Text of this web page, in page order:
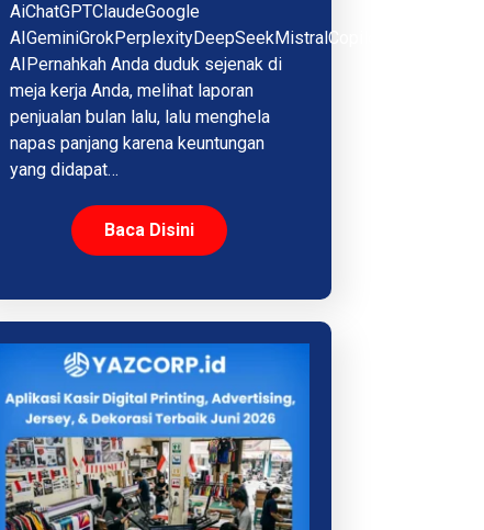
AiChatGPTClaudeGoogle
AIGeminiGrokPerplexityDeepSeekMistralCopilotQwenMeta
AIPernahkah Anda duduk sejenak di
meja kerja Anda, melihat laporan
penjualan bulan lalu, lalu menghela
napas panjang karena keuntungan
yang didapat…
Baca Disini